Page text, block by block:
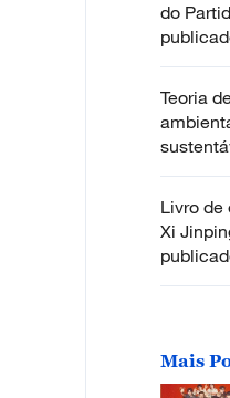
do
Teoria
Livro de
Xi
Mais